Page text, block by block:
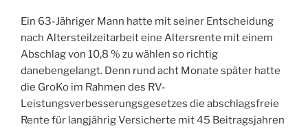
Ein 63-Jähriger Mann hatte mit seiner Entscheidung
nach Altersteilzeitarbeit eine Altersrente mit einem
Abschlag von 10,8 % zu wählen so richtig
danebengelangt. Denn rund acht Monate später hatte
die GroKo im Rahmen des RV-
Leistungsverbesserungsgesetzes die abschlagsfreie
Rente für langjährig Versicherte mit 45 Beitragsjahren